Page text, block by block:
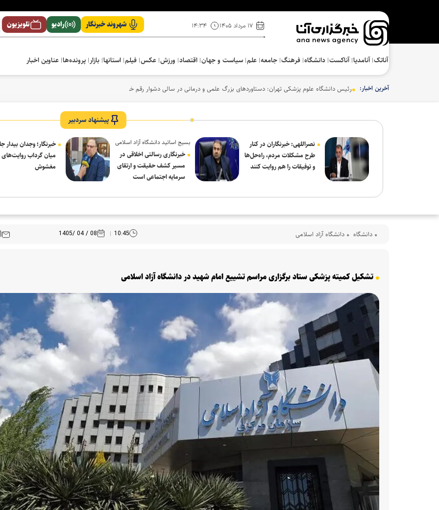
۱۷ مرداد ۱۴۰۵ ۱۴:۳۴ شهروند خبرنگار رادیو تلویزیون
آناتک آنامدیا آناکست دانشگاه فرهنگ‌ جامعه علم سیاست و جهان اقتصاد ورزش عکس فیلم استانها بازار پرونده‌ها عناوین اخبار
آخرین اخبار: رئیس دانشگاه علوم پزشکی تهران: دستاوردهای بزرگ علمی و درمانی در سالی دشوار رقم خورد
پیشنهاد سردبیر
نصراللهی: خبرنگاران در کنار
طرح مشکلات مردم، راه‌حل‌ها
و توفیقات را هم روایت کنند
بسیج اساتید دانشگاه آزاد اسلامی
در پیام روز خبرنگار:
خبرنگاری رسالتی اخلاقی در
مسیر کشف حقیقت و ارتقای
سرمایه اجتماعی است
خبرنگار؛ وجدان بیدار
میان گرداب روایت‌های
مغشوش
دانشگاه دانشگاه آزاد اسلامی 10:45
08 / 04 /1405
تشکیل کمیته پزشکی ستاد برگزاری مراسم تشییع امام شهید در دانشگاه آزاد اسلامی